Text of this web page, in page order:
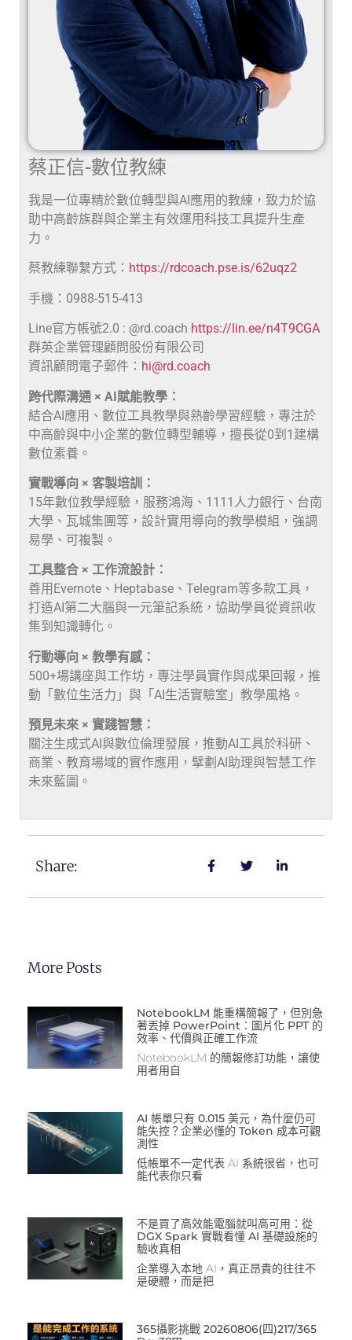
蔡正信-數位教練
我是一位專精於數位轉型與AI應用的教練，致力於協
助中高齡族群與企業主有效運用科技工具提升生產
力。
蔡教練聯繫方式： https://rdcoach.pse.is/62uqz2
手機：0988-515-413
Line官方帳號2.0 : @rd.coach https://lin.ee/n4T9CGA
群英企業管理顧問股份有限公司
資訊顧問電子郵件： hi@rd.coach
跨代際溝通 × AI賦能教學：
結合AI應用、數位工具教學與熟齡學習經驗，專注於
中高齡與中小企業的數位轉型輔導，擅長從0到1建構
數位素養。
實戰導向 × 客製培訓：
15年數位教學經驗，服務鴻海、1111人力銀行、台南
大學、瓦城集團等，設計實用導向的教學模組，強調
易學、可複製。
工具整合 × 工作流設計：
善用Evernote、Heptabase、Telegram等多款工具，
打造AI第二大腦與一元筆記系統，協助學員從資訊收
集到知識轉化。
行動導向 × 教學有感：
500+場講座與工作坊，專注學員實作與成果回報，推
動「數位生活力」與「AI生活實驗室」教學風格。
預見未來 × 實踐智慧：
關注生成式AI與數位倫理發展，推動AI工具於科研、
商業、教育場域的實作應用，擘劃AI助理與智慧工作
未來藍圖。
Share:
More Posts
NotebookLM 能重構簡報了，但別急
著丟掉 PowerPoint：圖片化 PPT 的
效率、代價與正確工作流
NotebookLM 的簡報修訂功能，讓使
用者用自
AI 帳單只有 0.015 美元，為什麼仍可
能失控？企業必懂的 Token 成本可觀
測性
低帳單不一定代表 AI 系統很省，也可
能代表你只看
不是買了高效能電腦就叫高可用：從
DGX Spark 實戰看懂 AI 基礎設施的
驗收真相
企業導入本地 AI，真正昂貴的往往不
是硬體，而是把
365攝影挑戰 20260806(四)217/365